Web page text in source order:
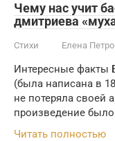
Чему нас учит
дмитриева
Стихи Елена
Интересные факты
(была написана в
не потеряла своей
произведение
Читать полностью